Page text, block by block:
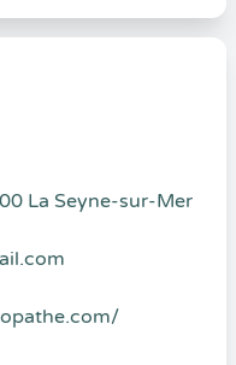
La Seyne-sur-Mer